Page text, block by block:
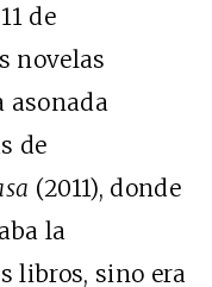
de
novelas
asonada
de
(2011), donde
la
libros, sino era